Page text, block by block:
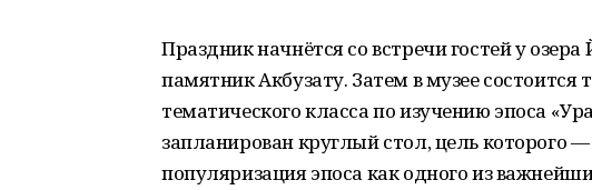
Праздник начнётся со встречи гостей у
памятник Акбузату. Затем в музее состоится
тематического класса по изучению эпоса
запланирован круглый стол, цель которого
популяризация эпоса как одного из